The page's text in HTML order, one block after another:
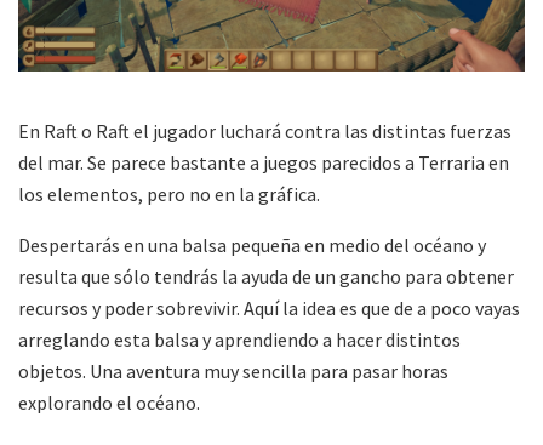
En Raft o Raft el jugador luchará contra las distintas fuerzas
del mar. Se parece bastante a juegos parecidos a Terraria en
los elementos, pero no en la gráfica.
Despertarás en una balsa pequeña en medio del océano y
resulta que sólo tendrás la ayuda de un gancho para obtener
recursos y poder sobrevivir. Aquí la idea es que de a poco vayas
arreglando esta balsa y aprendiendo a hacer distintos
objetos. Una aventura muy sencilla para pasar horas
explorando el océano.